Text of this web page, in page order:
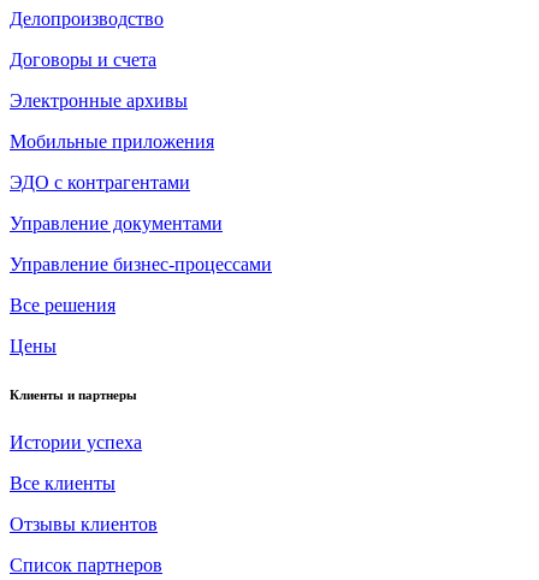
Делопроизводство
Договоры и счета
Электронные архивы
Мобильные приложения
ЭДО с контрагентами
Управление документами
Управление бизнес-процессами
Все решения
Цены
Клиенты и партнеры
Истории успеха
Все клиенты
Отзывы клиентов
Список партнеров